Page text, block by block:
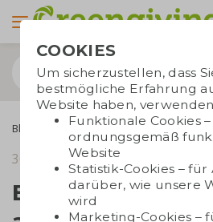
Blogs
30. August 2017
Biobasiert,
COOKIES
Um sicherzustellen, dass
bestmögliche Erfahrung
Website haben,
Funktionale Cookies
ordnungsgemäß
Website
Statistik-Cookies – für
darüber, wie unsere
wird
Marketing-Cookies –